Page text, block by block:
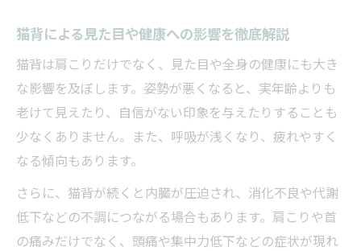
ント
猫背を長期的に改善するための通院プラン
設計
猫背矯正における費用と効果のバランス重
視法
猫背改善のための口コミや体験談の活用術
猫背による見た目や健康への影響を徹底解説
猫背は肩こりだけでなく、見た目や全身の健康にも大き
な影響を及ぼします。姿勢が悪くなると、実年齢よりも
老けて見えたり、自信がない印象を与えたりすることも
少なくありません。また、呼吸が浅くなり、疲れやすく
なる傾向もあります。
さらに、猫背が続くと内臓が圧迫され、消化不良や代謝
低下などの不調につながる場合もあります。肩こりや首
の痛みだけでなく、頭痛や集中力低下などの症状が現れ